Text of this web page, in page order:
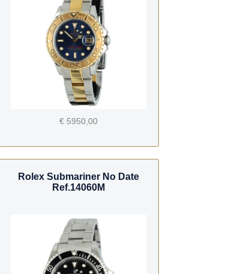
€ 5950,00
Rolex Submariner No Date
Ref.14060M